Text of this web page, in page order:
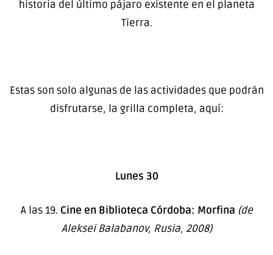
historia del último pájaro existente en el planeta
Tierra.
Estas son solo algunas de las actividades que podrán
disfrutarse, la grilla completa, aquí:
Lunes 30
A las 19. Cine en Biblioteca Córdoba: Morfina (de
Aleksei Balabanov, Rusia, 2008)